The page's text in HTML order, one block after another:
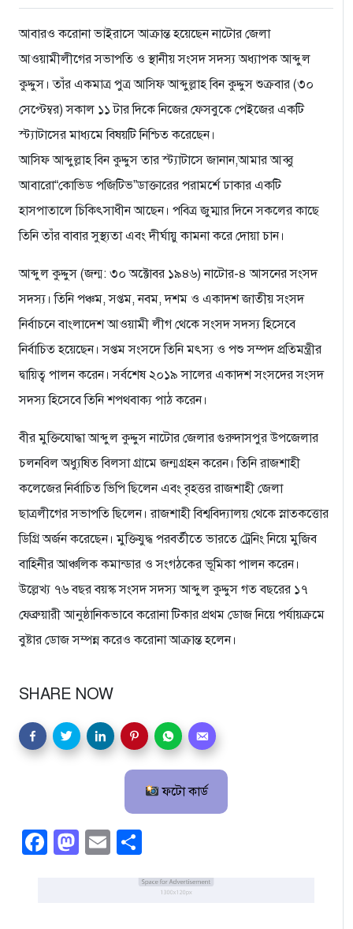
আবারও করোনা ভাইরাসে আক্রান্ত হয়েছেন নাটোর জেলা
আওয়ামীলীগের সভাপতি ও স্থানীয় সংসদ সদস্য অধ্যাপক আব্দুল
কুদ্দুস। তাঁর একমাত্র পুত্র আসিফ আব্দুল্লাহ বিন কুদ্দুস শুক্রবার (৩০
সেপ্টেম্বর) সকাল ১১ টার দিকে নিজের ফেসবুকে পেইজের একটি
স্ট্যাটাসের মাধ্যমে বিষয়টি নিশ্চিত করেছেন।
আসিফ আব্দুল্লাহ বিন কুদ্দুস তার স্ট্যাটাসে জানান,আমার আব্বু
আবারো“কোভিড পজিটিভ”ডাক্তারের পরামর্শে ঢাকার একটি
হাসপাতালে চিকিৎসাধীন আছেন। পবিত্র জুম্মার দিনে সকলের কাছে
তিনি তাঁর বাবার সুস্থ্যতা এবং দীর্ঘায়ু কামনা করে দোয়া চান।
আব্দুল কুদ্দুস (জন্ম: ৩০ অক্টোবর ১৯৪৬) নাটোর-৪ আসনের সংসদ
সদস্য। তিনি পঞ্চম, সপ্তম, নবম, দশম ও একাদশ জাতীয় সংসদ
নির্বাচনে বাংলাদেশ আওয়ামী লীগ থেকে সংসদ সদস্য হিসেবে
নির্বাচিত হয়েছেন। সপ্তম সংসদে তিনি মৎস্য ও পশু সম্পদ প্রতিমন্ত্রীর
দ্বায়িত্ব পালন করেন। সর্বশেষ ২০১৯ সালের একাদশ সংসদের সংসদ
সদস্য হিসেবে তিনি শপথবাক্য পাঠ করেন।
বীর মুক্তিযোদ্ধা আব্দুল কুদ্দুস নাটোর জেলার গুরুদাসপুর উপজেলার
চলনবিল অধ্যুষিত বিলসা গ্রামে জন্মগ্রহন করেন। তিনি রাজশাহী
কলেজের নির্বাচিত ভিপি ছিলেন এবং বৃহত্তর রাজশাহী জেলা
ছাত্রলীগের সভাপতি ছিলেন। রাজশাহী বিশ্ববিদ্যালয় থেকে স্নাতকত্তোর
ডিগ্রি অর্জন করেছেন। মুক্তিযুদ্ধ পরবর্তীতে ভারতে ট্রেনিং নিয়ে মুজিব
বাহিনীর আঞ্চলিক কমান্ডার ও সংগঠকের ভূমিকা পালন করেন।
উল্লেখ্য ৭৬ বছর বয়স্ক সংসদ সদস্য আব্দুল কুদ্দুস গত বছরের ১৭
ফেব্রুয়ারী আনুষ্ঠানিকভাবে করোনা টিকার প্রথম ডোজ নিয়ে পর্যায়ক্রমে
বুষ্টার ডোজ সম্পন্ন করেও করোনা আক্রান্ত হলেন।
SHARE NOW
ফটো কার্ড
Facebook
Mastodon
Email